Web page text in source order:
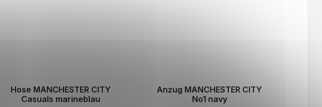
Hose MANCHESTER CITY
Casuals marineblau
Anzug MANCHESTER CITY
No1 navy